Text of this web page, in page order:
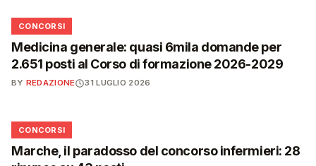
📋
CONCORSI
Medicina generale: quasi 6mila domande per
2.651 posti al Corso di formazione 2026-2029
BY REDAZIONE 31 LUGLIO 2026
📋
CONCORSI
Marche, il paradosso del concorso infermieri: 28